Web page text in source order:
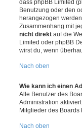
dass phpBB Limited
Benutzung oder den
herangezogen
Zusammenhang mit
nicht direkt auf die
Limited oder phpBB
wirst du, wenn
Nach oben
Wie kann ich einen
Alle Benutzer des
Administration aktiviert
Mitglieder des Boards
Nach oben